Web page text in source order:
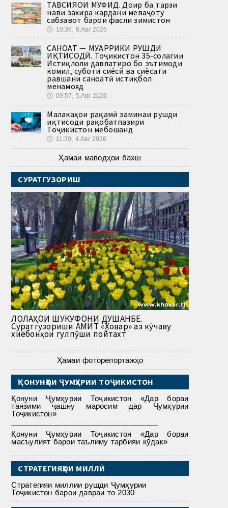
ТАВСИЯҲОИ МУФИД. Доир ба тарзи
нави захира кардани меваҷоту
сабзавот барои фасли зимистон
🕔 10:36, 6.Авг 2026
САНОАТ — МУҲАРРИКИ РУШДИ
ИҚТИСОДӢ. Тоҷикистон 35-солагии
Истиқлоли давлатиро бо эътимоди
комил, суботи сиёсӣ ва сиёсати
равшани саноатӣ истиқбол
менамояд
🕔 09:57, 5.Авг 2026
Малакаҳои рақамӣ заминаи рушди
иқтисоди рақобатпазири
Тоҷикистон мебошанд
🕔 11:30, 4.Авг 2026
Ҳамаи маводҳои бахш
СУРАТГУЗОРИШ
ЛОЛАҲОИ ШУКУФОНИ ДУШАНБЕ.
Суратгузориши АМИТ «Ховар» аз кӯчаву
хиёбонҳои гулпӯши пойтахт
Ҳамаи фоторепортажҳо
ҚОНУНҲОИ ҶУМҲУРИИ ТОҶИКИСТОН
Қонуни Ҷумҳурии Тоҷикистон «Дар бораи
танзими ҷашну маросим дар Ҷумҳурии
Тоҷикистон»
Қонуни Ҷумҳурии Тоҷикистон «Дар бораи
масъулият барои таълиму тарбияи кӯдак»
СТРАТЕГИЯҲОИ МИЛЛӢ
Стратегияи миллии рушди Ҷумҳурии
Тоҷикистон барои давраи то 2030